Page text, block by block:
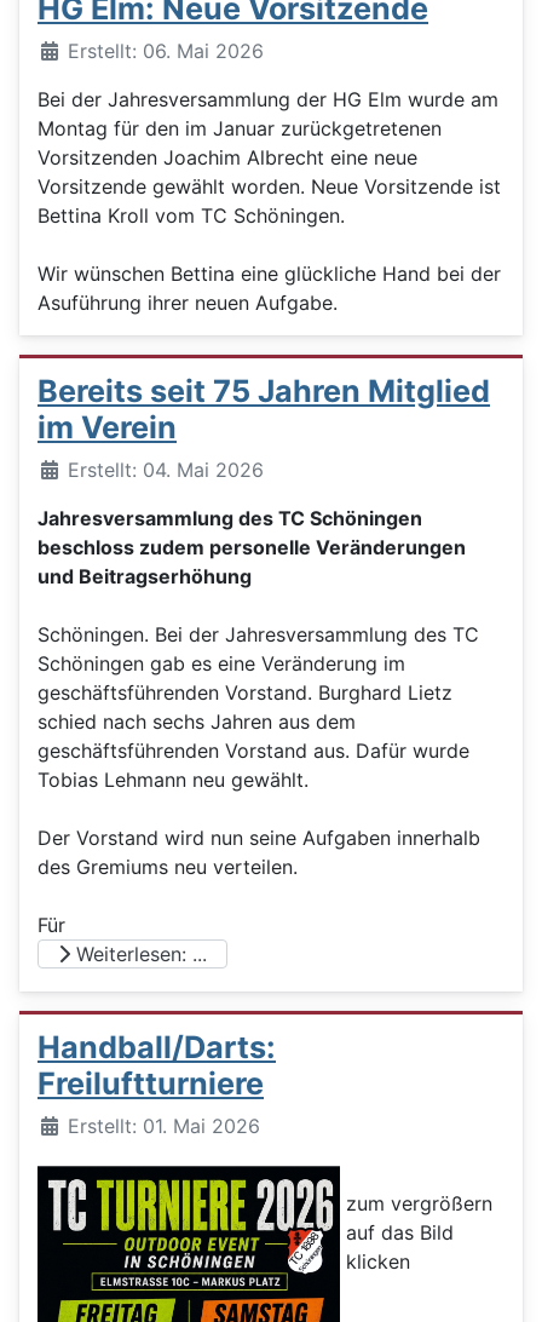
HG Elm: Neue Vorsitzende
DetailsErstellt: 06. Mai 2026
Bei der Jahresversammlung der HG Elm wurde am
Montag für den im Januar zurückgetretenen
Vorsitzenden Joachim Albrecht eine neue
Vorsitzende gewählt worden. Neue Vorsitzende ist
Bettina Kroll vom TC Schöningen.
Wir wünschen Bettina eine glückliche Hand bei der
Asuführung ihrer neuen Aufgabe.
Bereits seit 75 Jahren Mitglied
im Verein
DetailsErstellt: 04. Mai 2026
Jahresversammlung des TC Schöningen
beschloss zudem personelle Veränderungen
und Beitragserhöhung
Schöningen. Bei der Jahresversammlung des TC
Schöningen gab es eine Veränderung im
geschäftsführenden Vorstand. Burghard Lietz
schied nach sechs Jahren aus dem
geschäftsführenden Vorstand aus. Dafür wurde
Tobias Lehmann neu gewählt.
Der Vorstand wird nun seine Aufgaben innerhalb
des Gremiums neu verteilen.
Für
Weiterlesen: ...
Handball/Darts:
Freiluftturniere
DetailsErstellt: 01. Mai 2026
zum vergrößern
auf das Bild
klicken